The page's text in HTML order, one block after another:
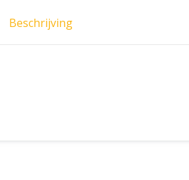
Beschrijving